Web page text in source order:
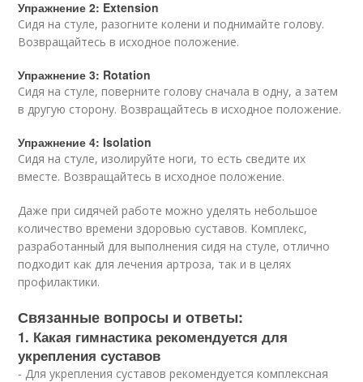
Упражнение 2: Extension
Сидя на стуле, разогните колени и поднимайте голову.
Возвращайтесь в исходное положение.
Упражнение 3: Rotation
Сидя на стуле, поверните голову сначала в одну, а затем
в другую сторону. Возвращайтесь в исходное положение.
Упражнение 4: Isolation
Сидя на стуле, изолируйте ноги, то есть сведите их
вместе. Возвращайтесь в исходное положение.
Даже при сидячей работе можно уделять небольшое
количество времени здоровью суставов. Комплекс,
разработанный для выполнения сидя на стуле, отлично
подходит как для лечения артроза, так и в целях
профилактики.
Связанные вопросы и ответы:
1. Какая гимнастика рекомендуется для
укрепления суставов
- Для укрепления суставов рекомендуется комплексная